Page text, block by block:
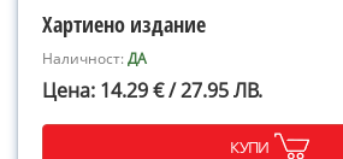
Хартиено издание
Наличност:ДА
Цена: 14.29 € / 27.95 ЛВ.
КУПИ